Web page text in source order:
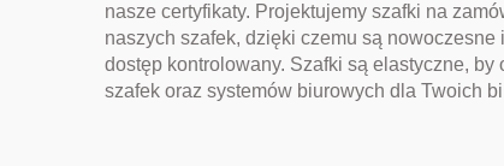
nasze certyfikaty. Projektujemy szafki na
naszych szafek, dzięki czemu są
dostęp kontrolowany. Szafki są elastyczne,
szafek oraz systemów biurowych dla Twoich